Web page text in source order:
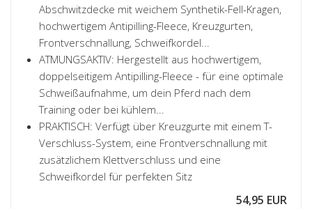
Abschwitzdecke mit weichem Synthetik-Fell-Kragen,
hochwertigem Antipilling-Fleece, Kreuzgurten,
Frontverschnallung, Schweifkordel...
ATMUNGSAKTIV: Hergestellt aus hochwertigem,
doppelseitigem Antipilling-Fleece - für eine optimale
Schweißaufnahme, um dein Pferd nach dem
Training oder bei kühlem...
PRAKTISCH: Verfügt über Kreuzgurte mit einem T-
Verschluss-System, eine Frontverschnallung mit
zusätzlichem Klettverschluss und eine
Schweifkordel für perfekten Sitz
54,95 EUR